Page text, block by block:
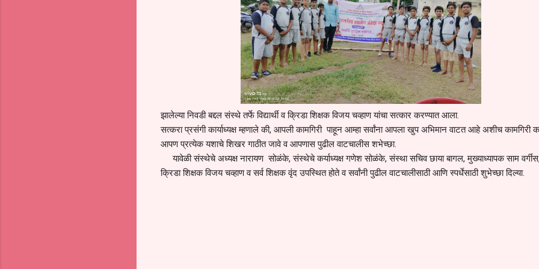
झालेल्या निवडी बद्दल संस्थे तर्फे विद्यार्थी व क्रिडा शिक्षक विजय चव्हाण यांचा सत्कार करण्यात आला.
सत्करा प्रसंगी कार्याध्यक्ष म्हणाले की, आपली कामगिरी पाहून आम्हा सर्वांना आपला खुप अभिमान वाटत आहे अशीच कामगिरी
आपण प्रत्येक यशाचे शिखर गाठीत जावे व आपणास पुढील वाटचालीस शभेच्छा.
यावेळी संस्थेचे अध्यक्ष नारायण सोळंके, संस्थेचे कर्याध्यक्ष गणेश सोळंके, संस्था सचिव छाया बागल, मुख्याध्यापक साम वर्गीस,
क्रिडा शिक्षक विजय चव्हाण व सर्व शिक्षक वृंद उपस्थित होते व सर्वांनी पुढील वाटचालीसाठी आणि स्पर्धेसाठी शुभेच्छा दिल्या.